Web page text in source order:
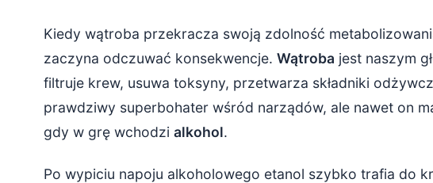
Alkoholowe zapalenie wątroby – stan zagrożenia życia
Marskość wątroby – nieodwracalne uszkodzenia
Kiedy wątroba przekracza swoją zdolność
zaczyna odczuwać konsekwencje. Wątroba jest naszym
filtruje krew, usuwa toksyny, przetwarza składniki
prawdziwy superbohater wśród narządów, ale nawet on
gdy w grę wchodzi alkohol.
Po wypiciu napoju alkoholowego etanol szybko trafia do